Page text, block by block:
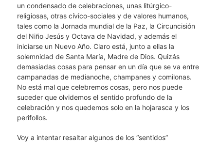
un condensado de celebraciones, unas litúrgico-
religiosas, otras cívico-sociales y de valores humanos,
tales como la Jornada mundial de la Paz, la Circuncisión
del Niño Jesús y Octava de Navidad, y además el
iniciarse un Nuevo Año. Claro está, junto a ellas la
solemnidad de Santa María, Madre de Dios. Quizás
demasiadas cosas para pensar en un día que se va entre
campanadas de medianoche, champanes y comilonas.
No está mal que celebremos cosas, pero nos puede
suceder que olvidemos el sentido profundo de la
celebración y nos quedemos solo en la hojarasca y los
perifollos.
Voy a intentar resaltar algunos de los “sentidos”